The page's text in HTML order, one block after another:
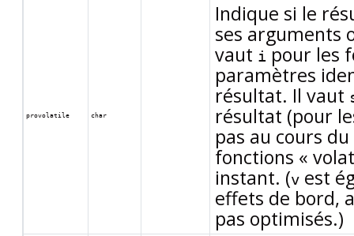
provolatile char
Indique si le
ses arguments
vaut i pour les
paramètres
résultat. Il vaut
résultat (pour
pas au cours
fonctions «
instant. (v est
effets de bord,
pas optimisés.)